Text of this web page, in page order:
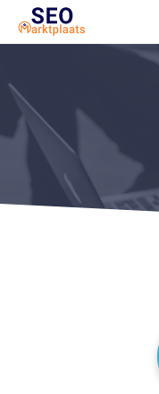
1.
2.